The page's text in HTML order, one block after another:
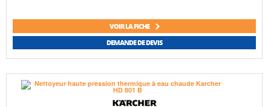
VOIR LA FICHE
DEMANDE DE DEVIS